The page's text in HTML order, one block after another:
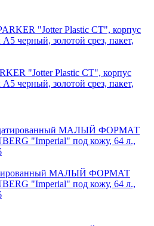
"Jotter Plastic CT", корпус
черный, золотой срез, пакет,
МАЛЫЙ ФОРМАТ
"Imperial" под кожу, 64 л.,